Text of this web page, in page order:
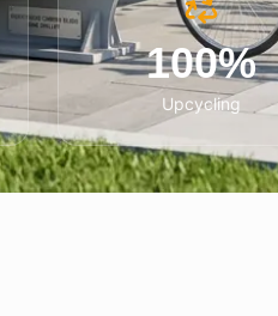
100%
Upcycling